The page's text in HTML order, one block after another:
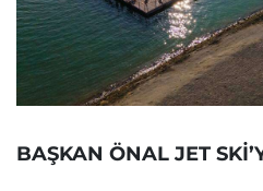
BAŞKAN ÖNAL JET